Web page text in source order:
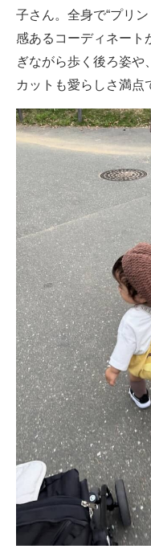
子さん。全身で“プリ
感あるコーディネート
ぎながら歩く後ろ姿や
カットも愛らしさ満点